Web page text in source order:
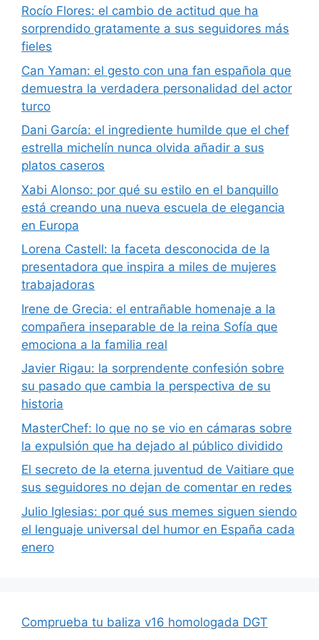
Rocío Flores: el cambio de actitud que ha
sorprendido gratamente a sus seguidores más
fieles
Can Yaman: el gesto con una fan española que
demuestra la verdadera personalidad del actor
turco
Dani García: el ingrediente humilde que el chef
estrella michelín nunca olvida añadir a sus
platos caseros
Xabi Alonso: por qué su estilo en el banquillo
está creando una nueva escuela de elegancia
en Europa
Lorena Castell: la faceta desconocida de la
presentadora que inspira a miles de mujeres
trabajadoras
Irene de Grecia: el entrañable homenaje a la
compañera inseparable de la reina Sofía que
emociona a la familia real
Javier Rigau: la sorprendente confesión sobre
su pasado que cambia la perspectiva de su
historia
MasterChef: lo que no se vio en cámaras sobre
la expulsión que ha dejado al público dividido
El secreto de la eterna juventud de Vaitiare que
sus seguidores no dejan de comentar en redes
Julio Iglesias: por qué sus memes siguen siendo
el lenguaje universal del humor en España cada
enero
Comprueba tu baliza v16 homologada DGT